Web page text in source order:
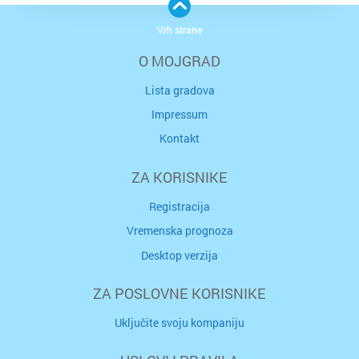
O MOJGRAD
Lista gradova
Impressum
Kontakt
ZA KORISNIKE
Registracija
Vremenska prognoza
Desktop verzija
ZA POSLOVNE KORISNIKE
Uključite svoju kompaniju
Vrh strane